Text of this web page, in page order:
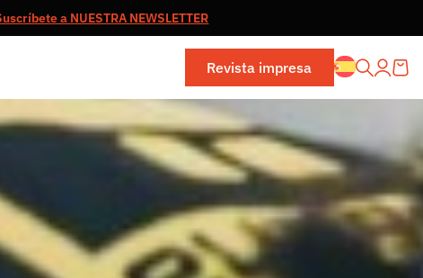
a NUESTRA NEWSLETTER
Revista impresa